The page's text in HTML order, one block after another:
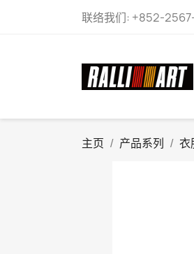
联络我们: +852-
主页 产品系列 衣